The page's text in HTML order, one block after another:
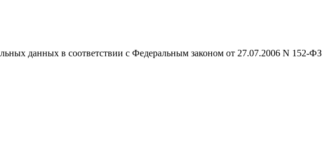
данных в соответствии с Федеральным законом от 27.07.2006 N 152-ФЗ